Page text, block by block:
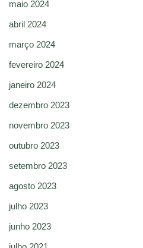
maio 2024
abril 2024
março 2024
fevereiro 2024
janeiro 2024
dezembro 2023
novembro 2023
outubro 2023
setembro 2023
agosto 2023
julho 2023
junho 2023